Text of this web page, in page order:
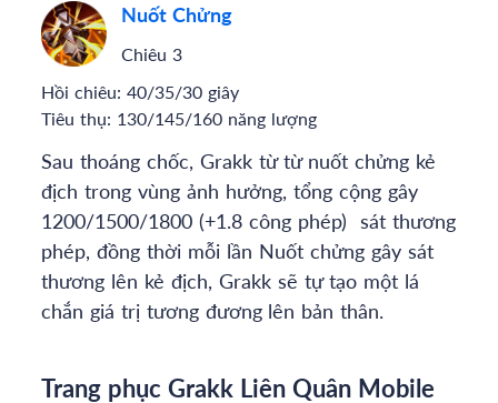
Nuốt Chửng
Chiêu 3
Hồi chiêu: 40/35/30 giây
Tiêu thụ: 130/145/160 năng lượng
Sau thoáng chốc, Grakk từ từ nuốt chửng kẻ
địch trong vùng ảnh hưởng, tổng cộng gây
1200/1500/1800 (+1.8 công phép) sát thương
phép, đồng thời mỗi lần Nuốt chửng gây sát
thương lên kẻ địch, Grakk sẽ tự tạo một lá
chắn giá trị tương đương lên bản thân.
Trang phục Grakk Liên Quân Mobile